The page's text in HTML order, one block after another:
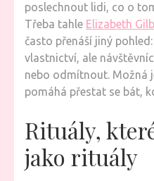
poslechnout lidi, co o
Třeba tahle Elizabeth
často přenáší jiný
vlastnictví, ale
nebo odmítnout. Možná
pomáhá přestat se bát,
Rituály,
jako rituály